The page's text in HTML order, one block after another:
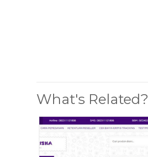
What's Related?